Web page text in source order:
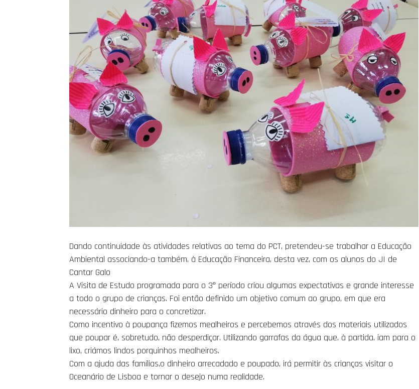
Dando continuidade às atividades relativas ao tema do PCT, pretendeu-se trabalhar a Educação
Ambiental associando-a também, à Educação Financeira, desta vez, com os alunos do JI de
Cantar Galo
A Visita de Estudo programada para o 3º período criou algumas expectativas e grande interesse
a todo o grupo de crianças. Foi então definido um objetivo comum ao grupo, em que era
necessário dinheiro para o concretizar.
Como incentivo à poupança fizemos mealheiros e percebemos através dos materiais utilizados
que poupar é, sobretudo, não desperdiçar. Utilizando garrafas da água que, à partida, iam para o
lixo, criámos lindos porquinhos mealheiros.
Com a ajuda das famílias,o dinheiro arrecadado e poupado, irá permitir às crianças visitar o
Oceanário de Lisboa e tornar o desejo numa realidade.